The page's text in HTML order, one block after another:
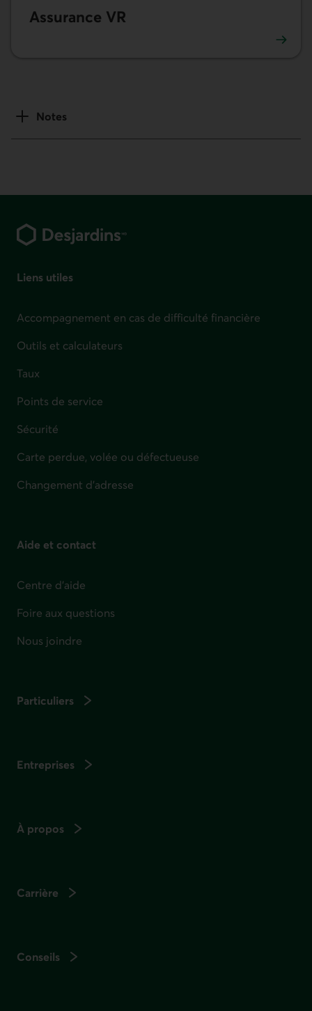
Assurance VR
Notes
Liens utiles
Accompagnement en cas de difficulté financière
Outils et calculateurs
Taux
Points de service
Sécurité
Carte perdue, volée ou défectueuse
Changement d'adresse
Aide et contact
Centre d'aide
Foire aux questions
Nous joindre
Particuliers
Entreprises
À propos
Carrière
Conseils